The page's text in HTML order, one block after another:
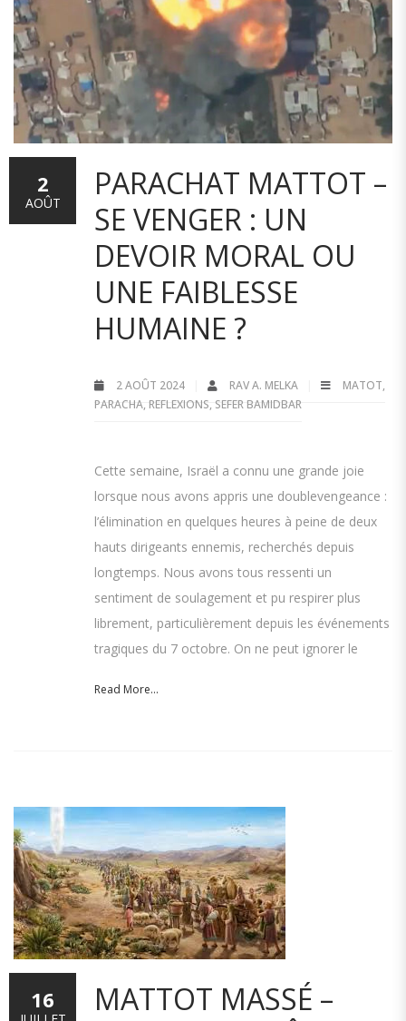
PARACHAT MATTOT –
SE VENGER : UN
DEVOIR MORAL OU
UNE FAIBLESSE
HUMAINE ?
2 AOÛT 2024 RAV A. MELKA MATOT,
PARACHA, REFLEXIONS, SEFER BAMIDBAR
Cette semaine, Israël a connu une grande joie
lorsque nous avons appris une doublevengeance :
l’élimination en quelques heures à peine de deux
hauts dirigeants ennemis, recherchés depuis
longtemps. Nous avons tous ressenti un
sentiment de soulagement et pu respirer plus
librement, particulièrement depuis les événements
tragiques du 7 octobre. On ne peut ignorer le
Read More...
2
AOÛT
MATTOT MASSÉ –
16